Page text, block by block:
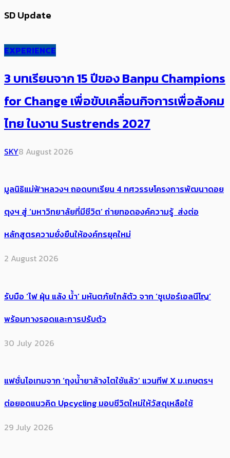
SD Update
EXPERIENCE
3 บทเรียนจาก 15 ปีของ Banpu Champions
for Change เพื่อขับเคลื่อนกิจการเพื่อสังคม
ไทย ในงาน Sustrends 2027
SKY8 August 2026
มูลนิธิแม่ฟ้าหลวงฯ ถอดบทเรียน 4 ทศวรรษโครงการพัฒนาดอย
ตุงฯ สู่ ‘มหาวิทยาลัยที่มีชีวิต’ ถ่ายทอดองค์ความรู้ ส่งต่อ
หลักสูตรความยั่งยืนให้องค์กรยุคใหม่
2 August 2026
รับมือ ‘ไฟ ฝุ่น แล้ง น้ำ’ มหันตภัยใกล้ตัว จาก ‘ซูเปอร์เอลนีโญ’
พร้อมทางรอดและการปรับตัว
30 July 2026
แฟชั่นไอเทมจาก ‘ถุงน้ำยาล้างไตใช้แล้ว’ แวนทีฟ X ม.เกษตรฯ
ต่อยอดแนวคิด Upcycling มอบชีวิตใหม่ให้วัสดุเหลือใช้
29 July 2026